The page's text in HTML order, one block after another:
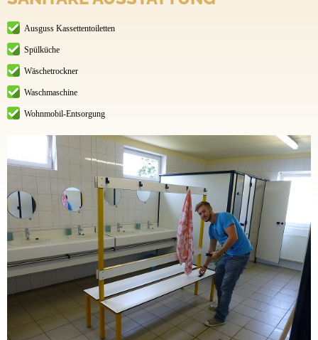
Ausguss Kassettentoiletten
Spülküche
Wäschetrockner
Waschmaschine
Wohnmobil-Entsorgung